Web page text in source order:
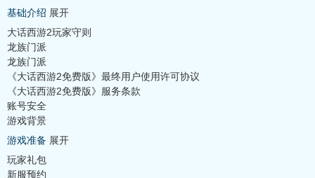
基础介绍 展开
大话西游2玩家守则
龙族门派
龙族门派
《大话西游2免费版》最终用户使用许可协议
《大话西游2免费版》服务条款
账号安全
游戏背景
游戏准备 展开
玩家礼包
新服预约